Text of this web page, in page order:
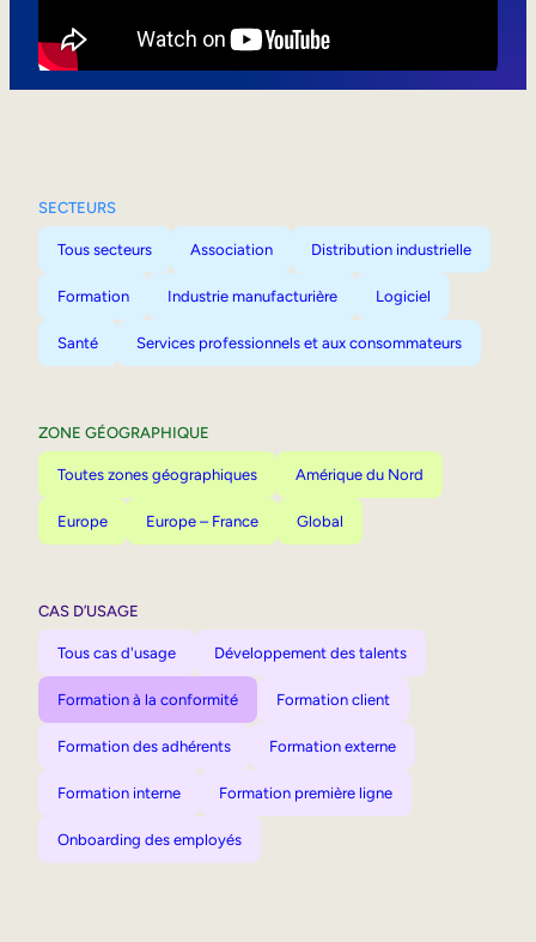
SECTEURS
Tous secteurs Association Distribution industrielle
Formation Industrie manufacturière Logiciel
Santé Services professionnels et aux consommateurs
ZONE GÉOGRAPHIQUE
Toutes zones géographiques Amérique du Nord
Europe Europe – France Global
CAS D’USAGE
Tous cas d'usage Développement des talents
Formation à la conformité Formation client
Formation des adhérents Formation externe
Formation interne Formation première ligne
Onboarding des employés